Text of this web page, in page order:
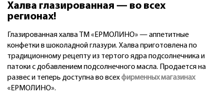
Халва глазированная — во всех
регионах!
Глазированная халва ТМ «ЕРМОЛИНО» — аппетитные
конфетки в шоколадной глазури. Халва приготовлена по
традиционному рецепту из тертого ядра подсолнечника и
патоки с добавлением подсолнечного масла. Продается на
развес и теперь доступна во всехфирменных магазинах
«ЕРМОЛИНО».